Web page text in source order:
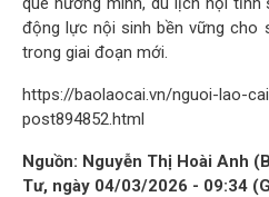
động lực nội sinh bền vững cho
trong giai đoạn mới.
https://baolaocai.vn/nguoi-lao-
post894852.html
Nguồn: Nguyễn Thị Hoài Anh
Tư, ngày 04/03/2026 - 09:34